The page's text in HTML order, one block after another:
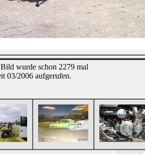
wurde schon 2279 mal
03/2006 aufgerufen.